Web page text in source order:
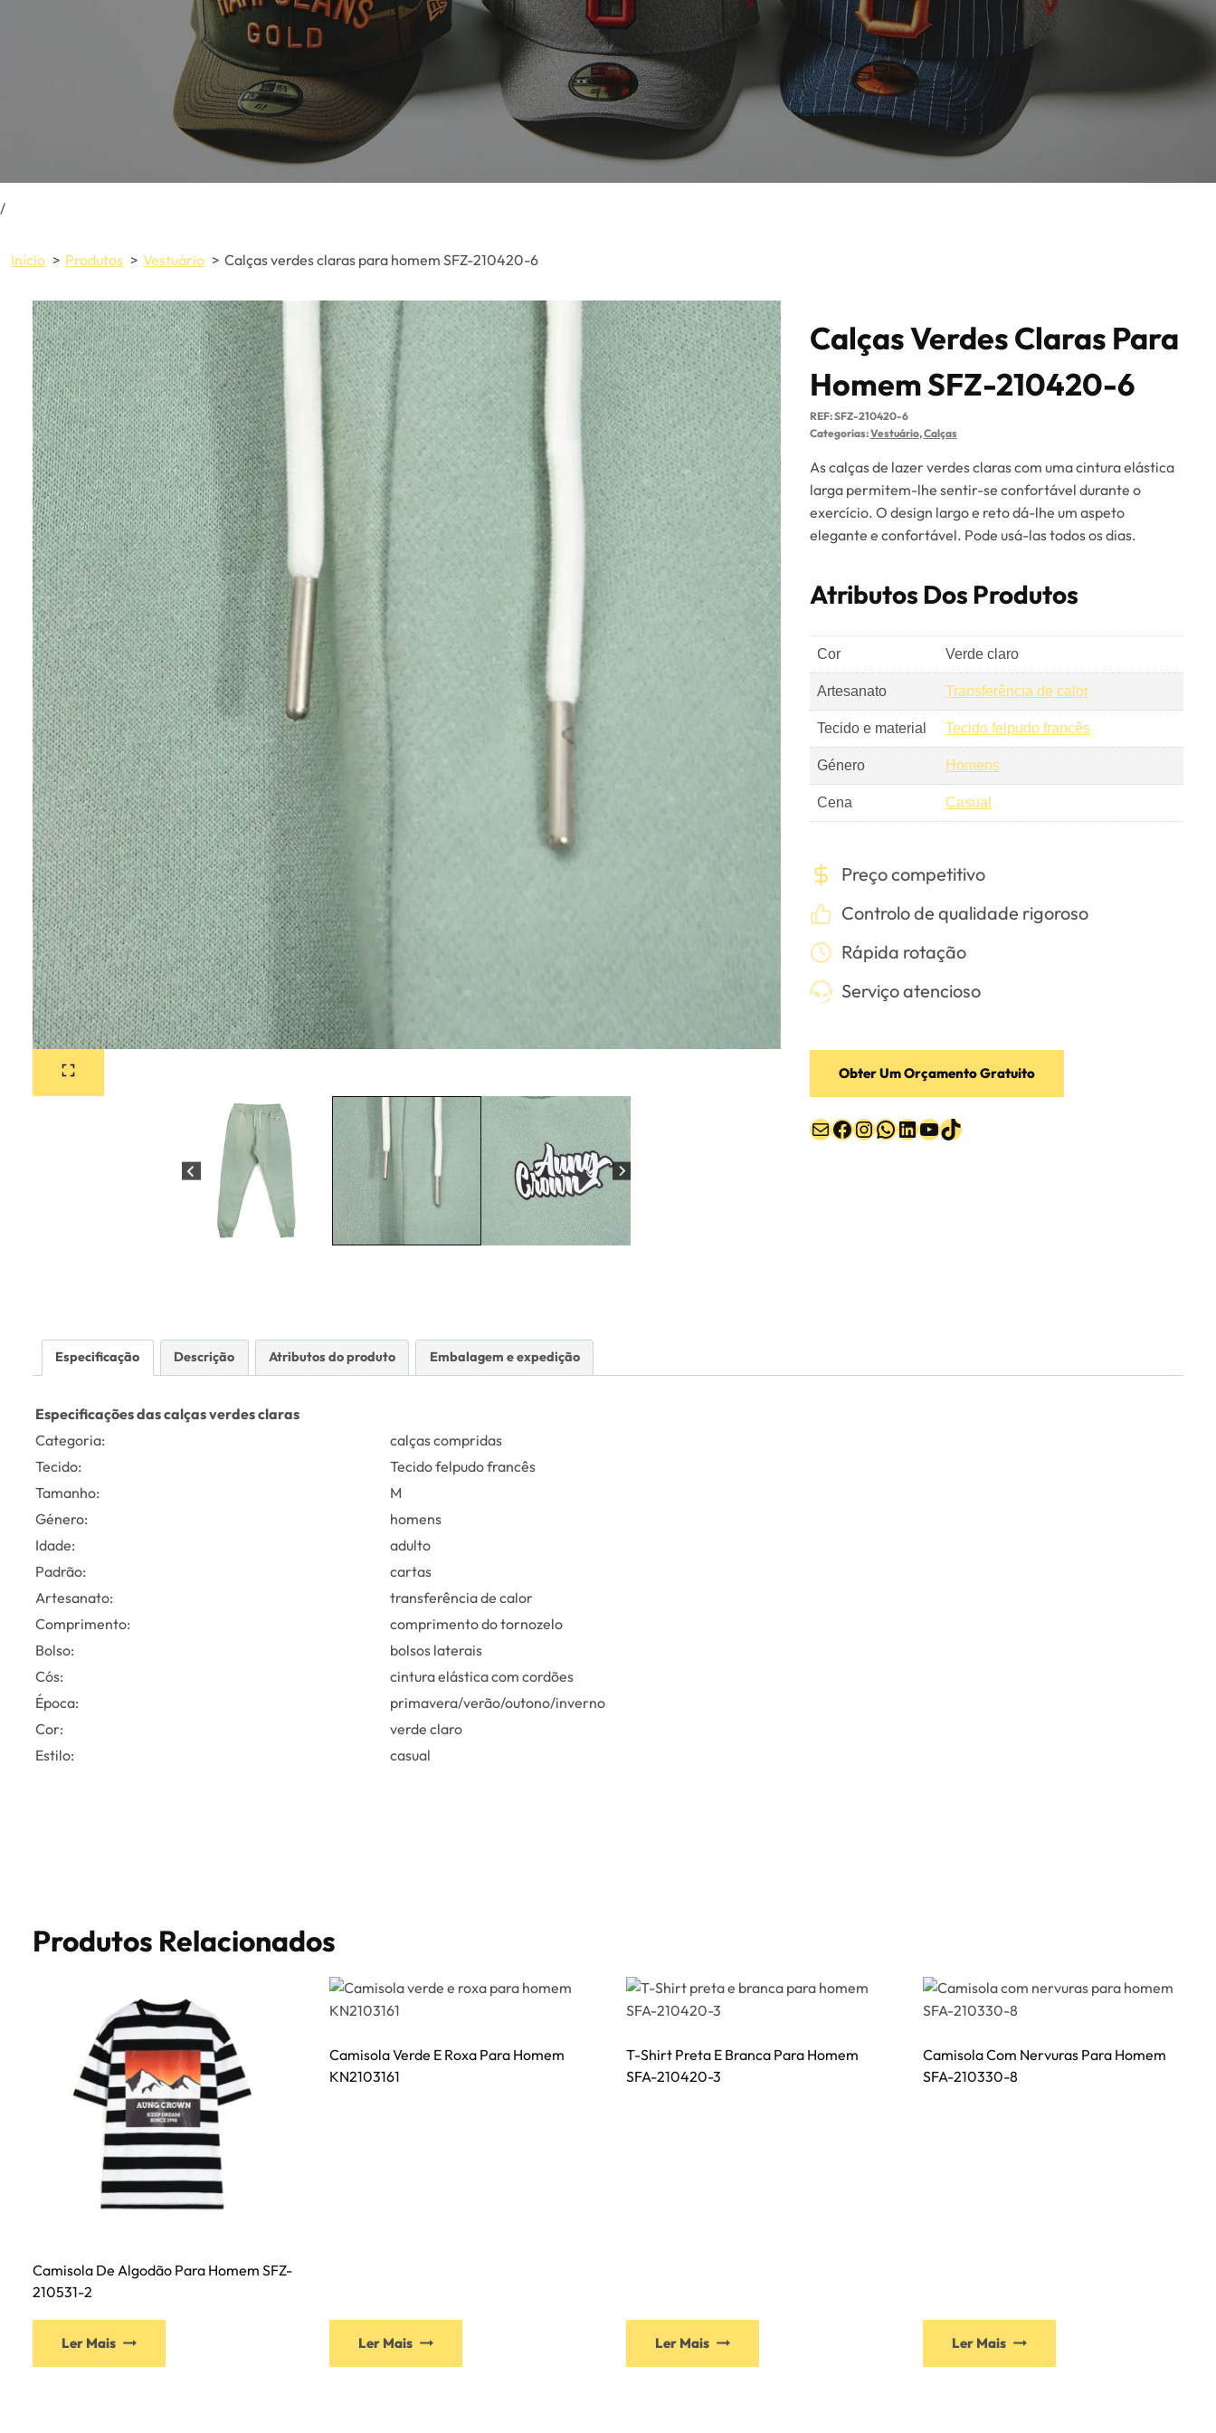
/
Início Produtos Vestuário Calças verdes claras para homem SFZ-210420-6
Calças Verdes Claras Para
Homem SFZ-210420-6
REF:SFZ-210420-6
Categorias:Vestuário,Calças
As calças de lazer verdes claras com uma cintura elástica
larga permitem-lhe sentir-se confortável durante o
exercício. O design largo e reto dá-lhe um aspeto
elegante e confortável. Pode usá-las todos os dias.
Atributos Dos Produtos
Cor Verde claro
Artesanato Transferência de calor
Tecido e material Tecido felpudo francês
Género Homens
Cena Casual
Preço competitivo
Controlo de qualidade rigoroso
Rápida rotação
Serviço atencioso
Obter Um Orçamento Gratuito
Correio
Facebook
Instagram
WhatsApp
LinkedIn
YouTube
TikTok
Especificação Descrição Atributos do produto Embalagem e expedição
Especificações das calças verdes claras
Categoria:
calças compridas
Tecido:
Tecido felpudo francês
Tamanho:
M
Género:
homens
Idade:
adulto
Padrão:
cartas
Artesanato:
transferência de calor
Comprimento:
comprimento do tornozelo
Bolso:
bolsos laterais
Cós:
cintura elástica com cordões
Época:
primavera/verão/outono/inverno
Cor:
verde claro
Estilo:
casual
Produtos Relacionados
Camisola De Algodão Para Homem SFZ-
210531-2
Ler Mais
Camisola Verde E Roxa Para Homem
KN2103161
Ler Mais
T-Shirt Preta E Branca Para Homem
SFA-210420-3
Ler Mais
Camisola Com Nervuras Para Homem
SFA-210330-8
Ler Mais